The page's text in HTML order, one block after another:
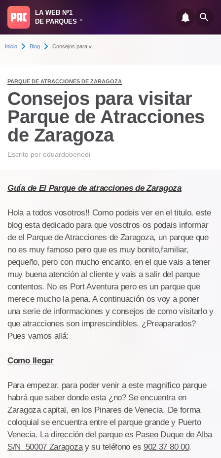
LA WEB Nº1
DE PARQUES
®
Inicio Blog Consejos para v...
PARQUE DE ATRACCIONES DE ZARAGOZA
Consejos para visitar
Parque de Atracciones
de Zaragoza
Escrito por eduardobenedi
Guía de El Parque de atracciones de Zaragoza
Hola a todos vosotros!! Como podeis ver en el titulo, este
blog esta dedicado para que vosotros os podais informar
de el Parque de Atracciones de Zaragoza, un parque que
no es muy famoso pero que es muy bonito,familiar,
pequeño, pero con mucho encanto, en el que vais a tener
muy buena atención al cliente y vais a salir del parque
contentos. No es Port Aventura pero es un parque que
merece mucho la pena. A continuación os voy a poner
una serie de informaciones y consejos de como visitarlo y
que atracciones son imprescindibles. ¿Preaparados?
Pues vamos allá:
Como llegar
Para empezar, para poder venir a este magnifico parque
habrá que saber donde esta ¿no? Se encuentra en
Zaragoza capital, en los Pinares de Venecia. De forma
coloquial se encuentra entre el parque grande y Puerto
Venecia. La dirección del parque es Paseo Duque de Alba
S/N 50007 Zaragozay su teléfono es 902 37 80 00.